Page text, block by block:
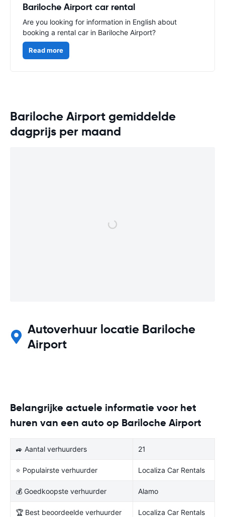
Bariloche Airport car rental
Are you looking for information in English about
booking a rental car in Bariloche Airport?
Read more
Bariloche Airport gemiddelde
dagprijs per maand
Autoverhuur locatie Bariloche
Airport
Belangrijke actuele informatie voor het
huren van een auto op Bariloche Airport
🚙 Aantal verhuurders 21
⭐ Populairste verhuurder Localiza Car Rentals
💰 Goedkoopste verhuurder Alamo
🏆 Best beoordeelde verhuurder Localiza Car Rentals